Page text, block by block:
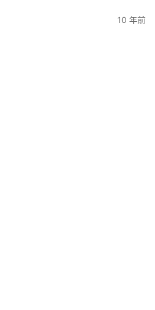
10 年前